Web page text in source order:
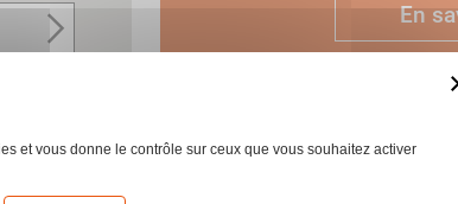
En
et vous donne le contrôle sur ceux que vous souhaitez activer